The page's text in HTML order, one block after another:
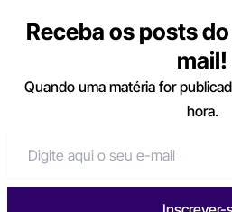
Receba os posts
mail!
Quando uma matéria for
hora.